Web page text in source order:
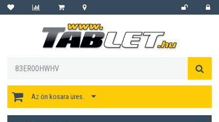
Az ön kosara üres.